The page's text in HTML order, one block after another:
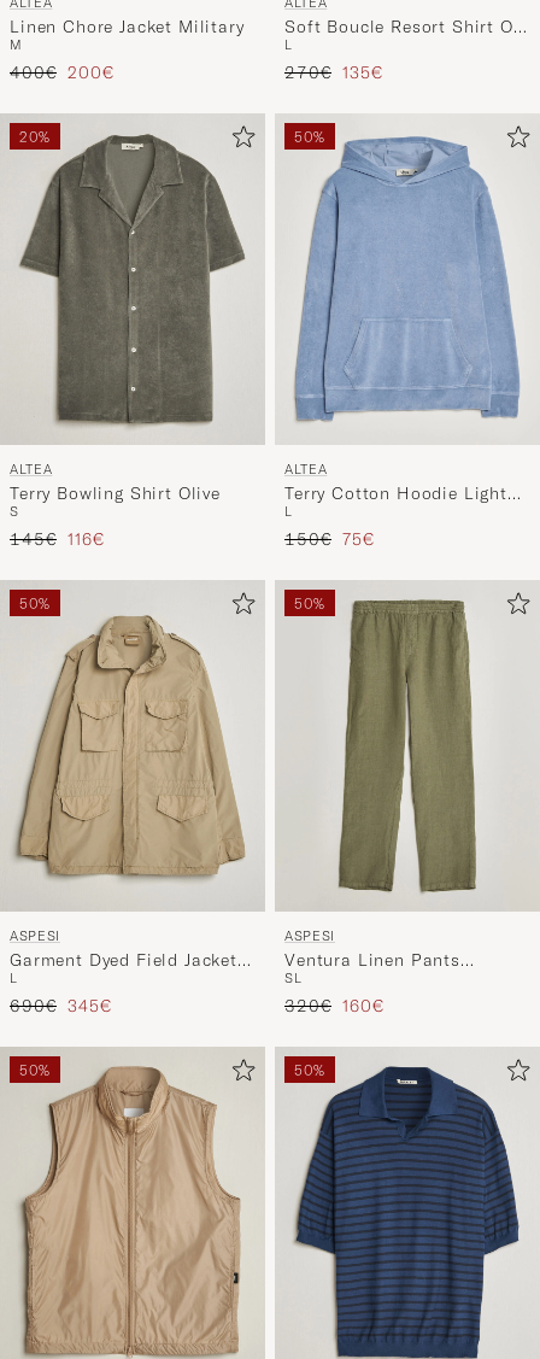
Linen Chore Jacket Military
M
Reguliere prijs
400€ Verlaagd prijs
200€
Soft Boucle Resort Shirt Off
White
L
Reguliere prijs
270€ Verlaagd prijs
135€
20%
ALTEA
Terry Bowling Shirt Olive
S
Reguliere prijs
145€ Verlaagd prijs
116€
50%
ALTEA
Terry Cotton Hoodie Light
Blue
L
Reguliere prijs
150€ Verlaagd prijs
75€
50%
ASPESI
Garment Dyed Field Jacket
Sand
L
Reguliere prijs
690€ Verlaagd prijs
345€
50%
ASPESI
Ventura Linen Pants
Military
SL
Reguliere prijs
320€ Verlaagd prijs
160€
50% 50%